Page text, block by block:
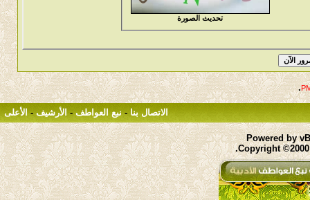
تحديث الصورة
.
الاتصال بنا - نبع العواطف - الأرشيف - الأعلى
Powered by
Copyright